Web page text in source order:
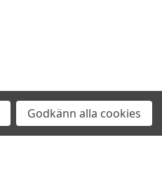
Godkänn alla cookies